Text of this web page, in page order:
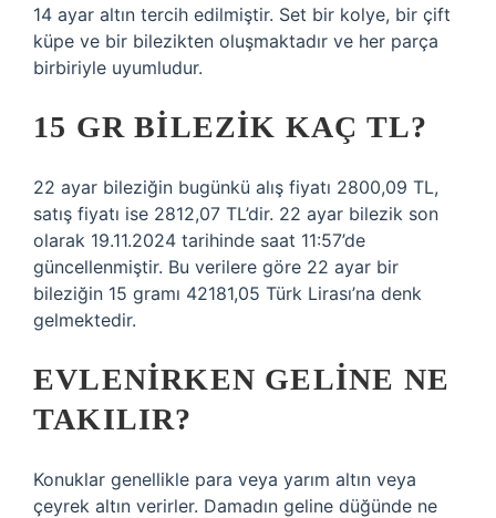
14 ayar altın tercih edilmiştir. Set bir kolye, bir çift
küpe ve bir bilezikten oluşmaktadır ve her parça
birbiriyle uyumludur.
15 GR BILEZIK KAÇ TL?
22 ayar bileziğin bugünkü alış fiyatı 2800,09 TL,
satış fiyatı ise 2812,07 TL’dir. 22 ayar bilezik son
olarak 19.11.2024 tarihinde saat 11:57’de
güncellenmiştir. Bu verilere göre 22 ayar bir
bileziğin 15 gramı 42181,05 Türk Lirası’na denk
gelmektedir.
EVLENIRKEN GELINE NE
TAKILIR?
Konuklar genellikle para veya yarım altın veya
çeyrek altın verirler. Damadın geline düğünde ne